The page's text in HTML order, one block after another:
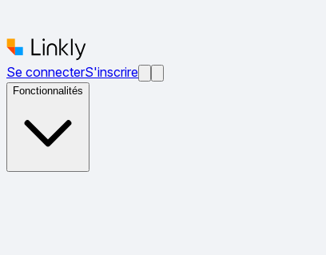
Se connecterS'inscrire
Fonctionnalités